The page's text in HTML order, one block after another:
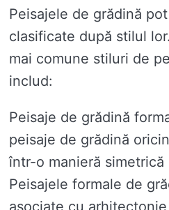
Peisajele de grădină
clasificate după stilul
mai comune stiluri de
includ:
Peisaje de grădină
peisaje de grădină
într-o manieră simetrică
Peisajele formale de
asociate cu